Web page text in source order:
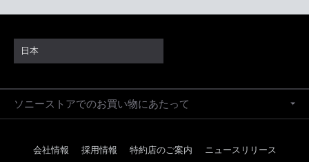
日本
ソニーストアでのお買い物にあたって
会社情報 採用情報 特約店のご案内
ニュースリリース